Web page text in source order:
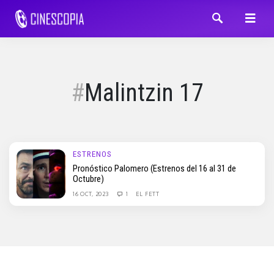
Malintzin 17
ESTRENOS
Pronóstico Palomero (Estrenos del 16 al 31 de
Octubre)
16 OCT, 2023 1 EL FETT